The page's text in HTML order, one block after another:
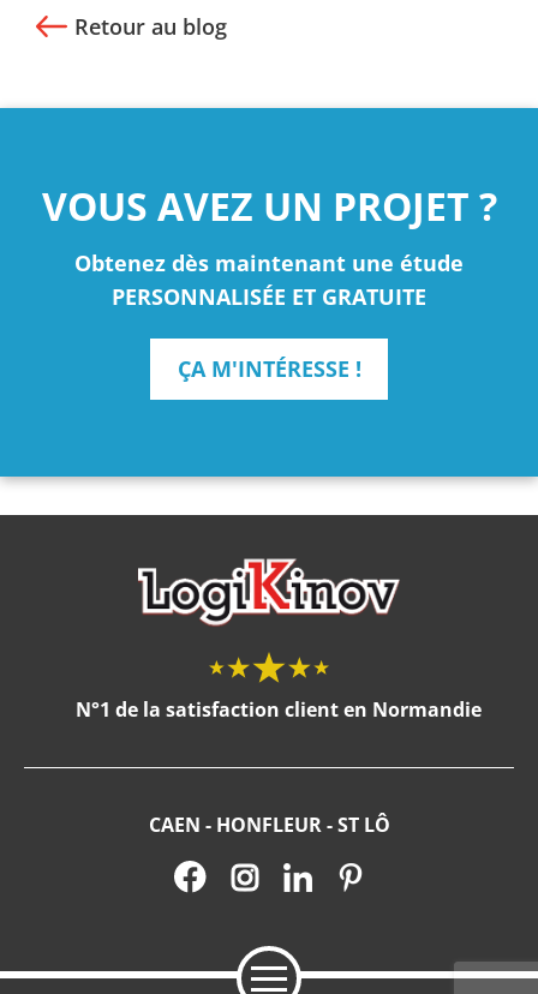
Retour au blog
VOUS AVEZ UN PROJET ?
Obtenez dès maintenant une étude
PERSONNALISÉE ET GRATUITE
ÇA M'INTÉRESSE !
N°1 de la satisfaction client en Normandie
CAEN - HONFLEUR - ST LÔ